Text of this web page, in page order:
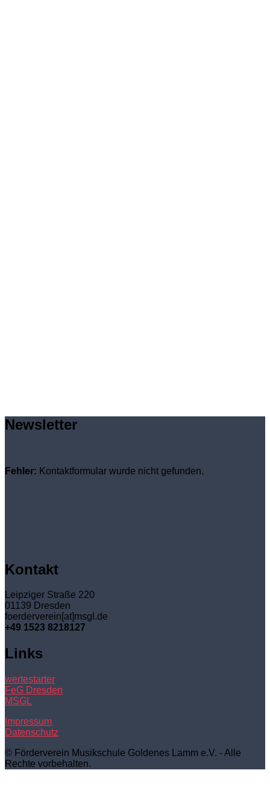
Newsletter
Fehler: Kontaktformular wurde nicht gefunden.
Kontakt
Leipziger Straße 220
01139 Dresden
foerderverein[at]msgl.de
+49 1523 8218127
Links
wertestarter
FeG Dresden
MSGL
Impressum
Datenschutz
© Förderverein Musikschule Goldenes Lamm e.V. - Alle
Rechte vorbehalten.